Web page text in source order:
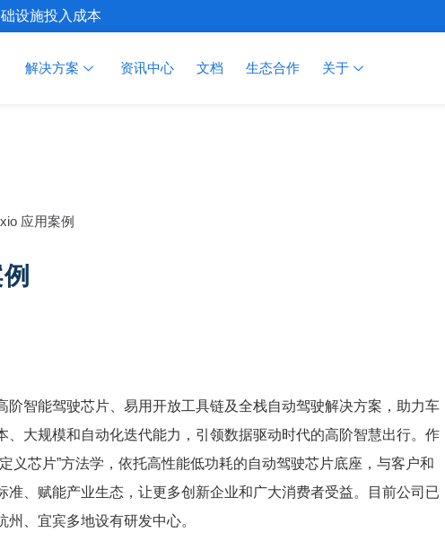
设施投入成本
解决方案 资讯中心 文档 生态合作 关于
应用案例
智能驾驶芯片、易用开放工具链及全栈自动驾驶解决方案，助力车
大规模和自动化迭代能力，引领数据驱动时代的高阶智慧出行。作
义芯片”方法学，依托高性能低功耗的自动驾驶芯片底座，与客户和
、赋能产业生态，让更多创新企业和广大消费者受益。
目前公司已
、宜宾多地设有研发中心。